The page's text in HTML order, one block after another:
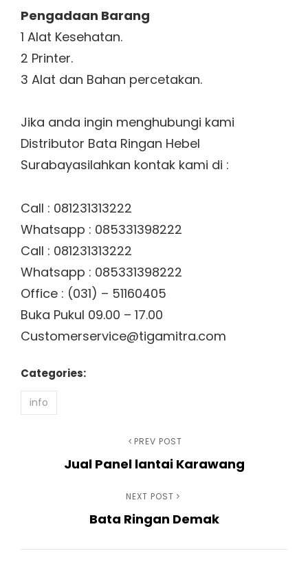
Pengadaan Barang
1 Alat Kesehatan.
2 Printer.
3 Alat dan Bahan percetakan.
Jika anda ingin menghubungi kami
Distributor Bata Ringan Hebel
Surabayasilahkan kontak kami di :
Call : 081231313222
Whatsapp : 085331398222
Call : 081231313222
Whatsapp : 085331398222
Office : (031) – 51160405
Buka Pukul 09.00 – 17.00
Customerservice@tigamitra.com
Categories:
info
PREV POST
Jual Panel lantai Karawang
NEXT POST
Bata Ringan Demak